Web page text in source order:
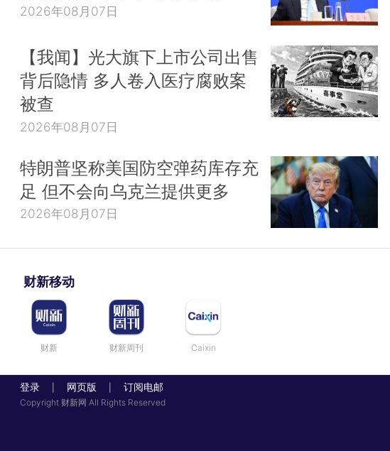
2026年08月07日
【我闻】光大旗下上市公司出售
背后隐情 多人卷入医疗腐败案
被查
2026年08月07日
特朗普坚称美国防空弹药库存充
足 但不会向乌克兰提供更多
2026年08月07日
财新移动
财新 财新周刊 Caixin
登录 网页版 订阅电邮
Copyright 财新网 All Rights Reserved